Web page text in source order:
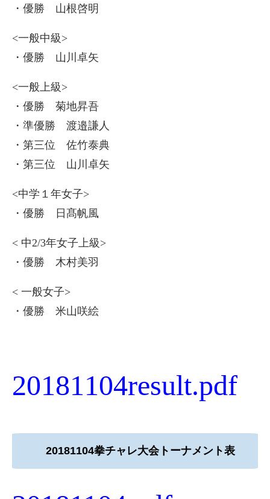
・優勝 山根啓明
<一般中級>
・優勝 山川卓矢
<一般上級>
・優勝 菊地昇吾
・準優勝 渡邉謙人
・第三位 佐竹泰典
・第三位 山川卓矢
<中学１年女子>
・優勝 日髙帆風
< 中2/3年女子上級>
・優勝 木村美羽
< 一般女子>
・優勝 米山咲絵
20181104result.pdf
20181104拳チャレ大会トーナメント表